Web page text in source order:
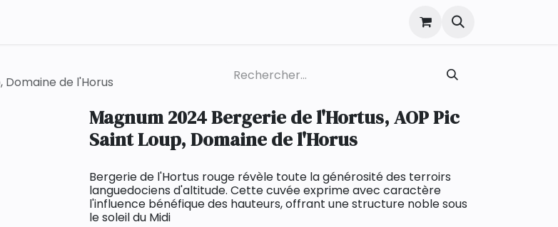
Domaine de l'Horus
Magnum 2024 Bergerie de l'Hortus, AOP Pic
Saint Loup, Domaine de l'Horus
Bergerie de l'Hortus rouge révèle toute la générosité des terroirs
languedociens d'altitude. Cette cuvée exprime avec caractère
l'influence bénéfique des hauteurs, offrant une structure noble sous
le soleil du Midi